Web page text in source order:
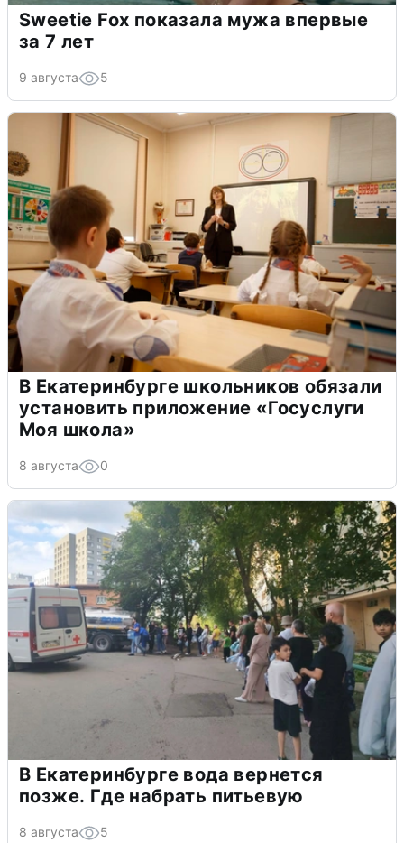
Sweetie Fox показала мужа впервые
за 7 лет
9 августа 5
В Екатеринбурге школьников обязали
установить приложение «Госуслуги
Моя школа»
8 августа 0
В Екатеринбурге вода вернется
позже. Где набрать питьевую
8 августа 5